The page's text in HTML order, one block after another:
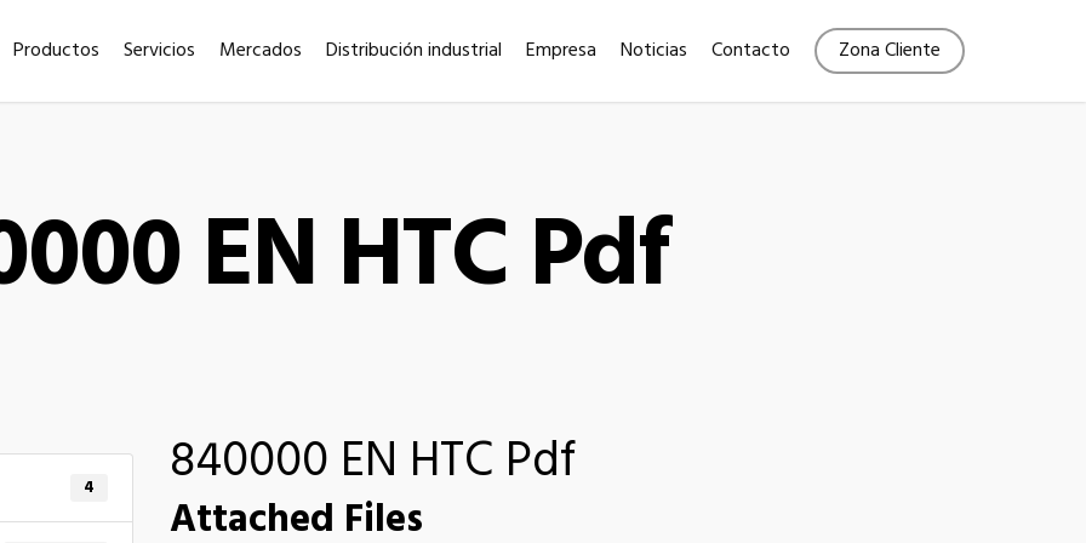
Productos Servicios Mercados Distribución industrial Empresa Noticias Contacto Zona Cliente
EN HTC Pdf
4 840000 EN HTC Pdf
Attached Files